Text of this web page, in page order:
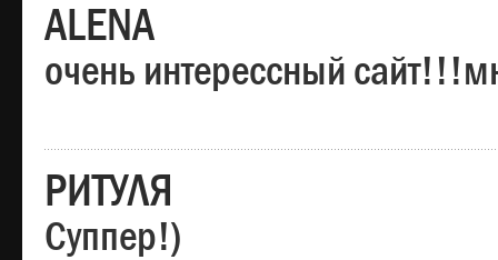
ALENA
очень интерессный
РИТУЛЯ
Суппер!)